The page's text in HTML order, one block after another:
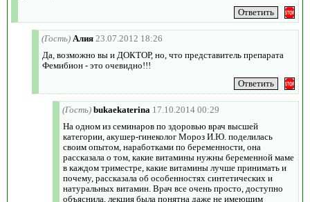
(Гость) Алия 23.07.2012 18:26
Да, возможно вы и ДОКТОР, но, что представитель препарата
Фемибион - это очевидно!!!
(Гость) bukaekaterina 17.10.2014 00:29
На одном из семинаров по здоровью врач высшей
категории, акушер-гинеколог Мороз И.Ю. поделилась
своим опытом, наработками по беременности, она
рассказала о том, какие витамины нужны беременной маме
в каждом триместре, какие витамины лучше принимать и
почему, рассказала об особенностях синтетических и
натуральных витамин. Врач все очень просто, доступно
объяснила, лекция была понятна даже не имеющим